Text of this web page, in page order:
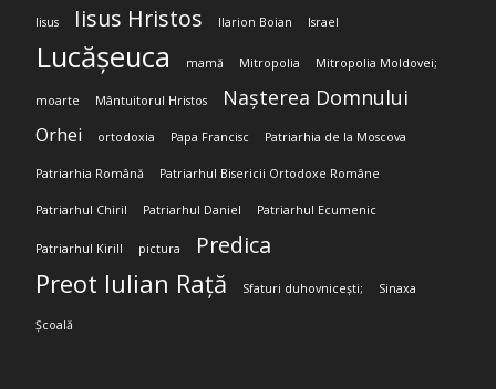
Iisus Iisus Hristos Ilarion Boian Israel
Lucășeuca mamă Mitropolia Mitropolia Moldovei;
moarte Mântuitorul Hristos Nașterea Domnului
Orhei ortodoxia Papa Francisc Patriarhia de la Moscova
Patriarhia Română Patriarhul Bisericii Ortodoxe Române
Patriarhul Chiril Patriarhul Daniel Patriarhul Ecumenic
Patriarhul Kirill pictura Predica
Preot Iulian Rață Sfaturi duhovnicești; Sinaxa
Școală